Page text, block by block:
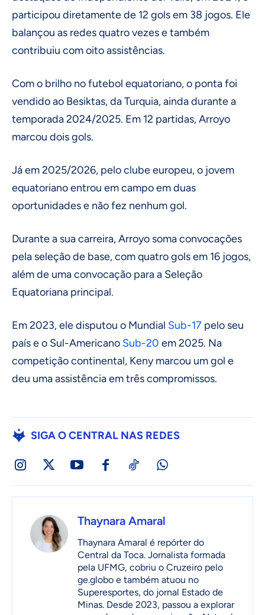
participou diretamente de 12 gols em 38 jogos. Ele
balançou as redes quatro vezes e também
contribuiu com oito assistências.
Com o brilho no futebol equatoriano, o ponta foi
vendido ao Besiktas, da Turquia, ainda durante a
temporada 2024/2025. Em 12 partidas, Arroyo
marcou dois gols.
Já em 2025/2026, pelo clube europeu, o jovem
equatoriano entrou em campo em duas
oportunidades e não fez nenhum gol.
Durante a sua carreira, Arroyo soma convocações
pela seleção de base, com quatro gols em 16 jogos,
além de uma convocação para a Seleção
Equatoriana principal.
Em 2023, ele disputou o Mundial Sub-17 pelo seu
país e o Sul-Americano Sub-20 em 2025. Na
competição continental, Keny marcou um gol e
deu uma assistência em três compromissos.
SIGA O CENTRAL NAS REDES
Thaynara Amaral
Thaynara Amaral é repórter do
Central da Toca. Jornalista formada
pela UFMG, cobriu o Cruzeiro pelo
ge.globo e também atuou no
Superesportes, do jornal Estado de
Minas. Desde 2023, passou a explorar